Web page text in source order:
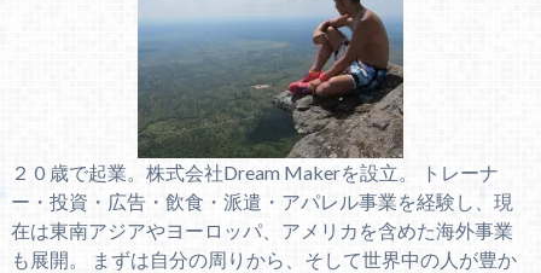
２０歳で起業。株式会社Dream Makerを設立。 トレーナ
ー・投資・広告・飲食・派遣・アパレル事業を経験し、現
在は東南アジアやヨーロッパ、アメリカを含めた海外事業
も展開。 まずは自分の周りから、そして世界中の人が豊か